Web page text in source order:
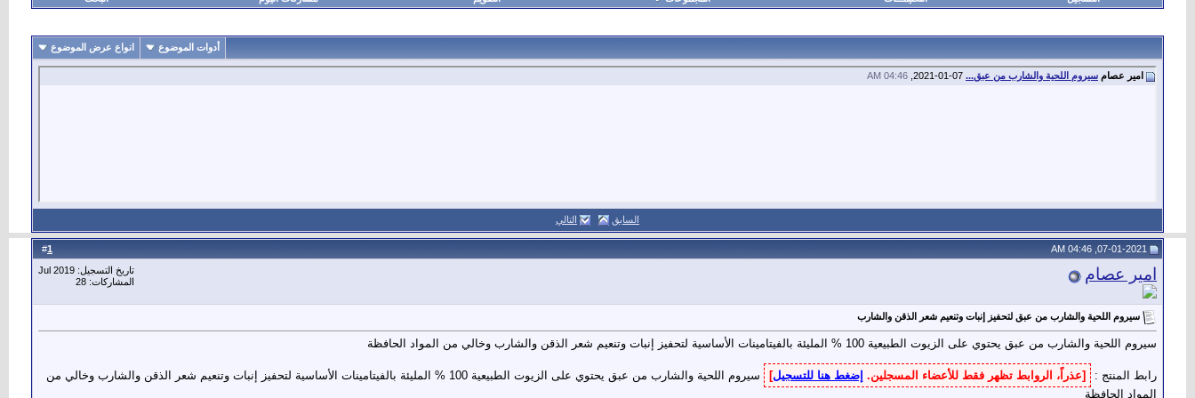
أدوات الموضوع انواع عرض الموضوع
امير عصام سيروم اللحية والشارب من عبق... 04:46 AM
السابق التالي
1
امير عصام
تاريخ التسجيل: Jul 2019
المشاركات: 28
سيروم اللحية والشارب من عبق لتحفيز إنبات وتنعيم شعر الذقن والشارب
سيروم اللحية والشارب من عبق يحتوي على الزيوت الطبيعية 100 % المليئة بالفيتامينات الأساسية لتحفيز إنبات وتنعيم شعر الذقن والشارب وخالي من المواد الحافظة
رابط المنتج : [عذراً، الروابط تظهر فقط للأعضاء المسجلين. إضغط هنا للتسجيل]
سيروم اللحية والشارب من عبق يحتوي على الزيوت الطبيعية 100 % المليئة بالفيتامينات الأساسية لتحفيز إنبات وتنعيم شعر الذقن والشارب وخالي من
المواد الحافظة